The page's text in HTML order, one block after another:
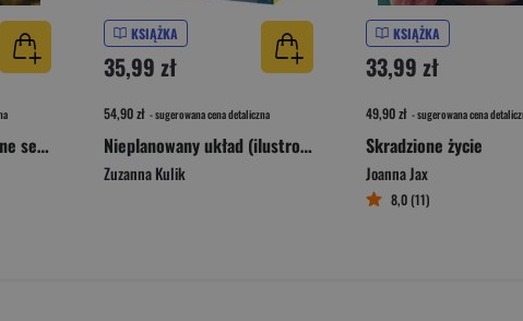
Twisted Knight. Splątane serca. Tom 1
KSIĄŻKA
35,99 zł
54,90 zł - sugerowana cena detaliczna
Nieplanowany układ (ilustrowane brzegi)
Zuzanna Kulik
KSIĄŻKA
33,99 zł
49,90 zł - sugerowana cena
Skradzione życie
Joanna Jax
8,0 (11)